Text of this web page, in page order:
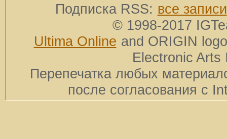
Подписка RSS: все записи
© 1998-2017
Ultima Online and ORIGIN
Electronic Arts
Перепечатка любых
после согласования с